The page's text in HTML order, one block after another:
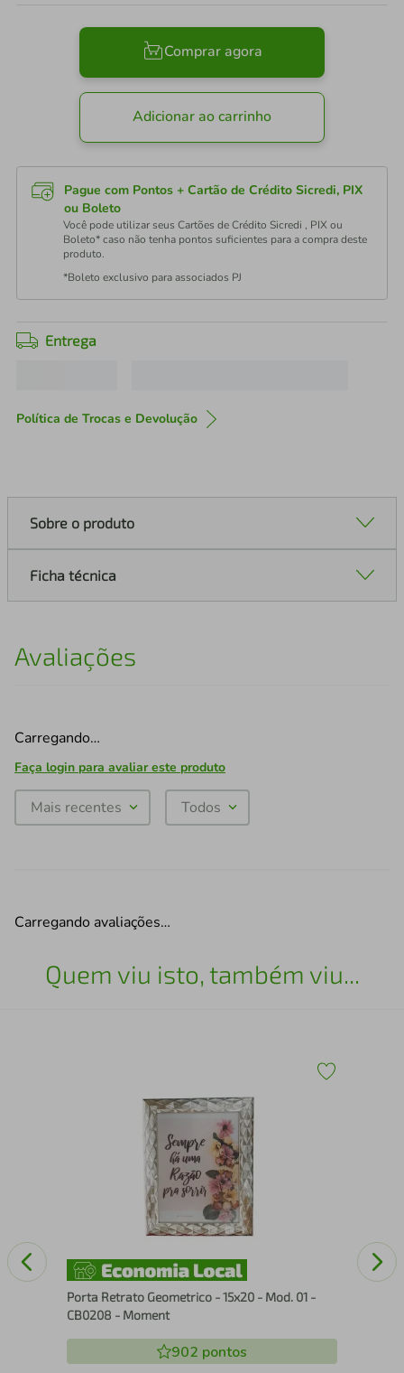
Comprar agora
Adicionar ao carrinho
Pague com Pontos + Cartão de Crédito Sicredi, PIX
ou Boleto
Você pode utilizar seus Cartões de Crédito Sicredi , PIX ou
Boleto* caso não tenha pontos suficientes para a compra deste
produto.
*Boleto exclusivo para associados PJ
Entrega
Política de Trocas e Devolução
Sobre o produto
Ficha técnica
Avaliações
Carregando…
Faça login para avaliar este produto
Mais recentes Todos
Carregando avaliações…
Quem viu isto, também viu...
Porta Retrato Geometrico - 15x20 - Mod. 01 -
CB0208 - Moment
902 pontos